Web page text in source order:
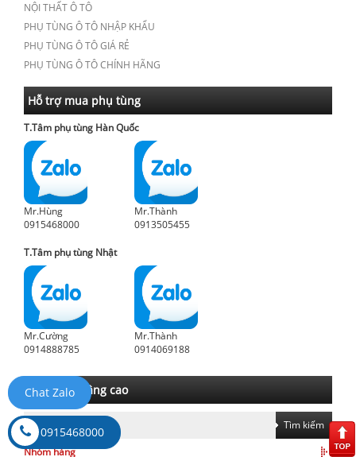
NỘI THẤT Ô TÔ
PHỤ TÙNG Ô TÔ NHẬP KHẨU
PHỤ TÙNG Ô TÔ GIÁ RẺ
PHỤ TÙNG Ô TÔ CHÍNH HÃNG
Hỗ trợ mua phụ tùng
T.Tâm phụ tùng Hàn Quốc
Mr.Hùng
0915468000
Mr.Thành
0913505455
T.Tâm phụ tùng Nhật
Mr.Cường
0914888785
Mr.Thành
0914069188
Tìm kiếm nâng cao
Tìm kiếm
Nhóm hàng
Chat Zalo
0915468000